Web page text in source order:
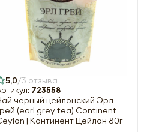
5,0 3 отзыва
723558
черный цейлонский Эрл
(earl grey tea) Continent
| Континент Цейлон 80г